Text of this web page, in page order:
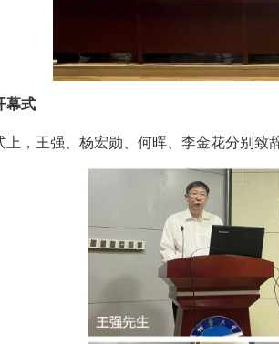
幕式
上，王强、杨宏勋、何晖、李金花分别致辞